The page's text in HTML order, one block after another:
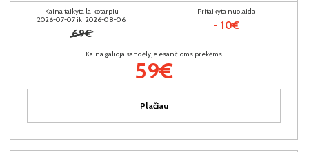
Kaina taikyta laikotarpiu
2026-07-07 iki 2026-08-06
69€
Pritaikyta nuolaida
- 10€
Kaina galioja sandėlyje esančioms prekėms
59€
Plačiau